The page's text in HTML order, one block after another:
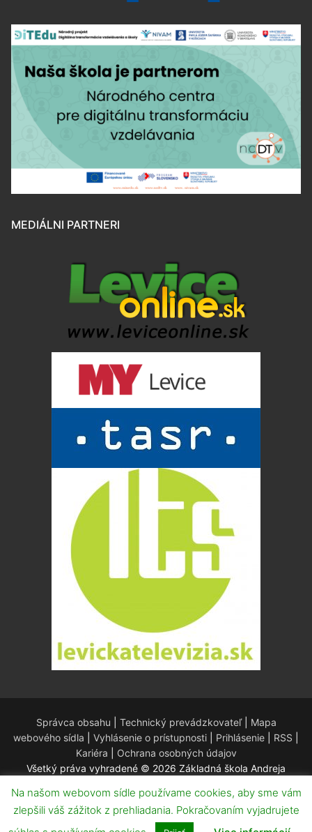
MEDIÁLNI PARTNERI
Správca obsahu Technický prevádzkovateľ| Mapa
webového sídla
Vyhlásenie o prístupnosti Prihlásenie RSS
Kariéra
Ochrana osobných údajov
Všetký práva vyhradené © 2026 Základná škola Andreja
Na našom webovom sídle používame cookies, aby sme vám
zlepšili váš zážitok z prehliadania. Pokračovaním vyjadrujete